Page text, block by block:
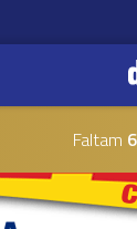
Faltam